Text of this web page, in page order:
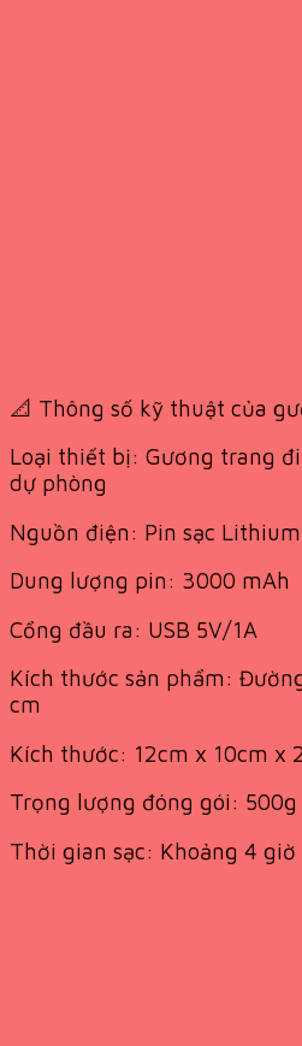
📐 Thông số kỹ thuật của
Loại thiết bị: Gương trang
dự phòng
Nguồn điện: Pin sạc
Dung lượng pin: 3000 mAh
Cổng đầu ra: USB 5V/1A
Kích thước sản phẩm:
cm
Kích thước: 12cm x 10cm x
Trọng lượng đóng gói: 500g
Thời gian sạc: Khoảng 4 giờ